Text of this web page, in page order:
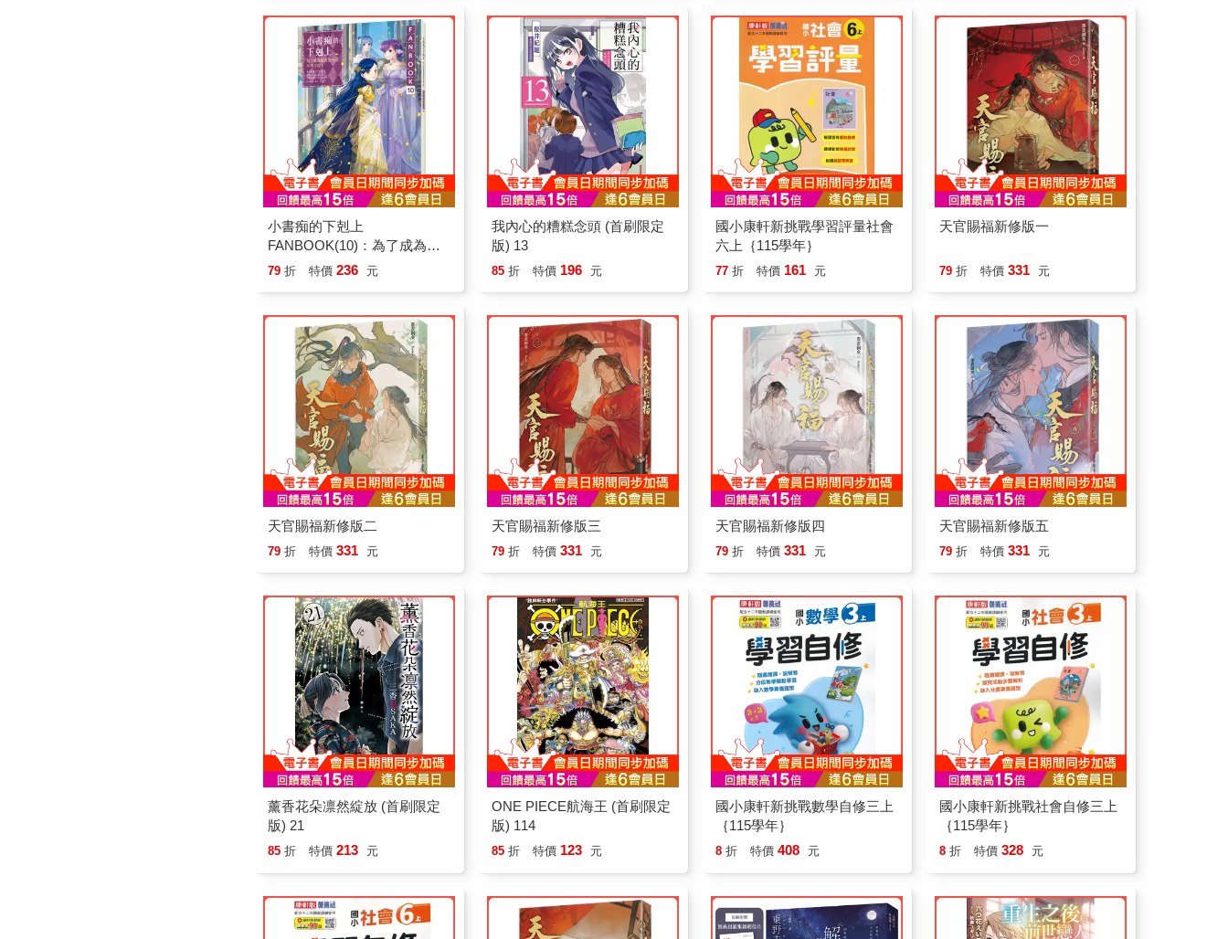
小書痴的下剋上
FANBOOK(10)：為了成為圖
書管理員不擇手段！
79 折 特價 236 元
我內心的糟糕念頭 (首刷限定
版) 13
85 折 特價 196 元
國小康軒新挑戰學習評量社會
六上｛115學年｝
77 折 特價 161 元
天官賜福新修版一
79 折 特價 331 元
天官賜福新修版二
79 折 特價 331 元
天官賜福新修版三
79 折 特價 331 元
天官賜福新修版四
79 折 特價 331 元
天官賜福新修版五
79 折 特價 331 元
薰香花朵凛然綻放 (首刷限定
版) 21
85 折 特價 213 元
ONE PIECE航海王 (首刷限定
版) 114
85 折 特價 123 元
國小康軒新挑戰數學自修三上
｛115學年｝
8 折 特價 408 元
國小康軒新挑戰社會自修三上
｛115學年｝
8 折 特價 328 元